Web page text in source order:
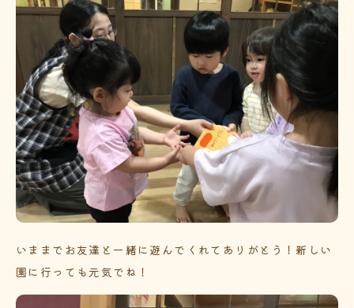
いままでお友達と一緒に遊んでくれてありがとう！新しい
園に行っても元気でね！